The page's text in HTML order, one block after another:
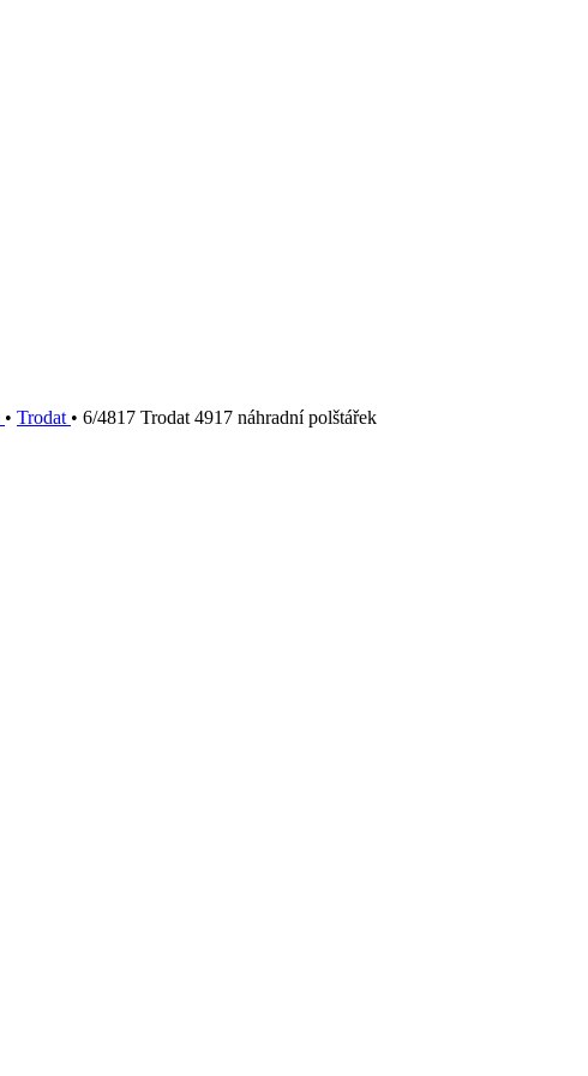
• Trodat • 6/4817 Trodat 4917 náhradní polštářek